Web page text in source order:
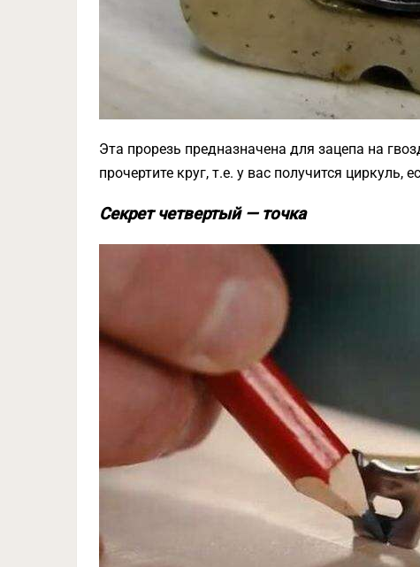
Эта прорезь предназначена для зацепа на
прочертите круг, т.е. у вас получится
Секрет четвертый — точка